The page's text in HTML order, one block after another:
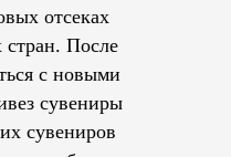
отсеках
стран. После
с новыми
сувениры
сувениров